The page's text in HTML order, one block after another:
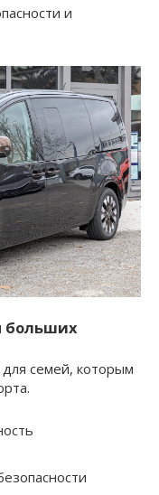
и
больших
семей, которым